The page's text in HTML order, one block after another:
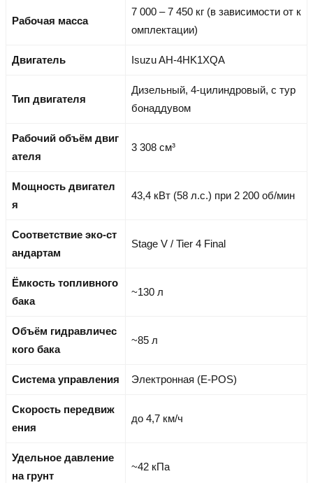
Рабочая масса
7 000 – 7 450 кг (в зависимости от к
омплектации)
Двигатель Isuzu AH-4HK1XQA
Тип двигателя
Дизельный, 4-цилиндровый, с тур
бонаддувом
Рабочий объём двиг
ателя
3 308 см³
Мощность двигател
я
43,4 кВт (58 л.с.) при 2 200 об/мин
Соответствие эко-ст
андартам
Stage V / Tier 4 Final
Ёмкость топливного
бака
~130 л
Объём гидравличес
кого бака
~85 л
Система управления Электронная (E-POS)
Скорость передвиж
ения
до 4,7 км/ч
Удельное давление
на грунт
~42 кПа